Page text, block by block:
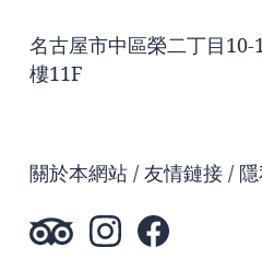
名古屋市中區榮二丁目
樓11F
關於本網站 友情鏈接